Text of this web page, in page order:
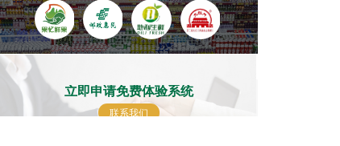
立即申请免费体验系统
联系我们
뀵
产品
뀡
客户案例 关于我们